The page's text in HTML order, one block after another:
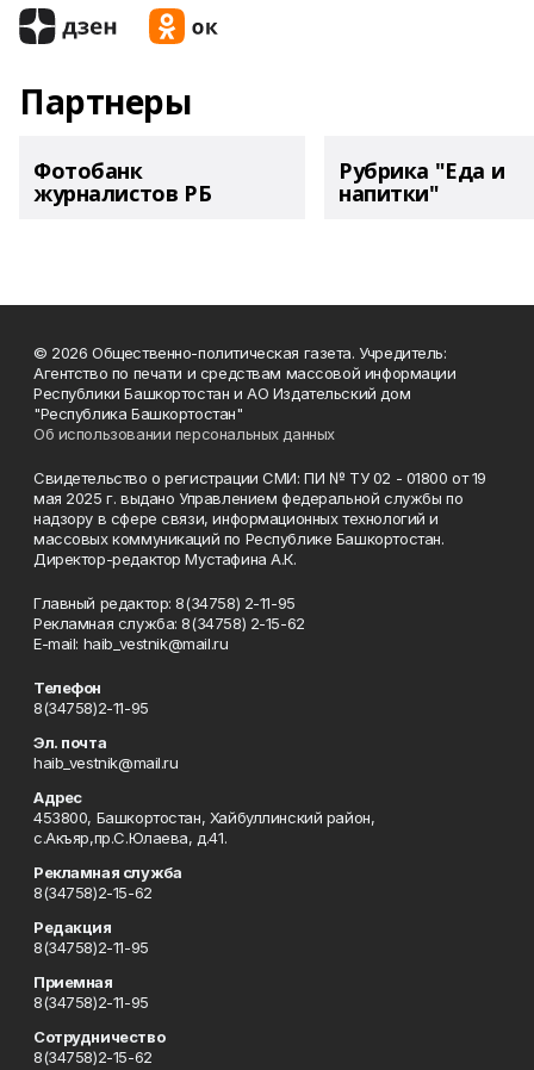
Партнеры
Фотобанк
журналистов РБ
Рубрика "Еда и
напитки"
© 2026 Общественно-политическая газета. Учредитель:
Агентство по печати и средствам массовой информации
Республики Башкортостан и АО Издательский дом
"Республика Башкортостан"
Об использовании персональных данных
Свидетельство о регистрации СМИ: ПИ № ТУ 02 - 01800 от 19
мая 2025 г. выдано Управлением федеральной службы по
надзору в сфере связи, информационных технологий и
массовых коммуникаций по Республике Башкортостан.
Директор-редактор Мустафина А.К.
Главный редактор: 8(34758) 2-11-95
Рекламная служба: 8(34758) 2-15-62
Е-mаil: haib_vestnik@mail.ru
Телефон
8(34758)2-11-95
Эл. почта
haib_vestnik@mail.ru
Адрес
453800, Башкортостан, Хайбуллинский район,
с.Акъяр,пр.С.Юлаева, д.41.
Рекламная служба
8(34758)2-15-62
Редакция
8(34758)2-11-95
Приемная
8(34758)2-11-95
Сотрудничество
8(34758)2-15-62